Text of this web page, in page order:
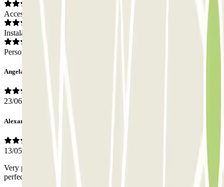
Acceso
Instalaciones
Personal
Angela
23/06/2025
Alexander
13/05/2025
Very pleasant experience, close to the Airport walking distance . All
perfect, I will book again. ! Friend and professional staff Thank you